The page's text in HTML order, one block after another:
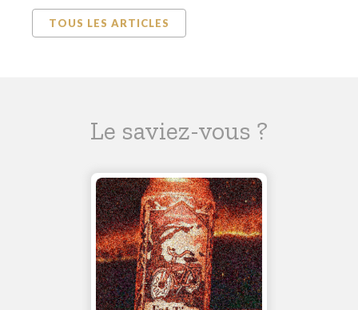
TOUS LES ARTICLES
Le saviez-vous ?